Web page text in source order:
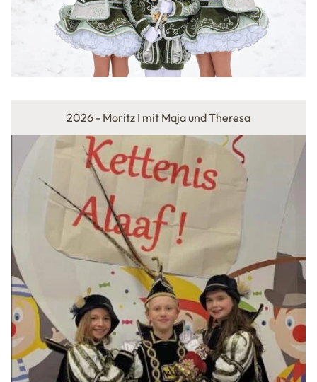
2026 - Moritz I mit Maja und Theresa